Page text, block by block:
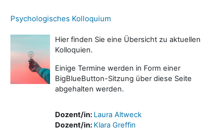
Psychologisches Kolloquium
Hier finden Sie eine Übersicht zu aktuellen
Kolloquien.
Einige Termine werden in Form einer
BigBlueButton-Sitzung über diese Seite
abgehalten werden.
Dozent/in: Laura Altweck
Dozent/in: Klara Greffin